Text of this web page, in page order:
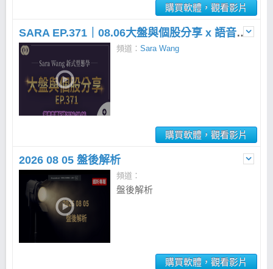
購買軟體，觀看影片
SARA EP.371｜08.06大盤與個股分享 x 語音直播
頻道： Sara Wang
購買軟體，觀看影片
2026 08 05 盤後解析
頻道：
盤後解析
購買軟體，觀看影片